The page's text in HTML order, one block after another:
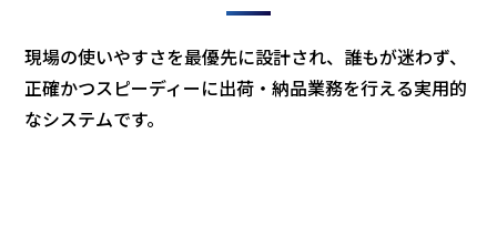
現場の使いやすさを最優先に設計され、誰もが迷わず、
正確かつスピーディーに出荷・納品業務を行える実用的
なシステムです。